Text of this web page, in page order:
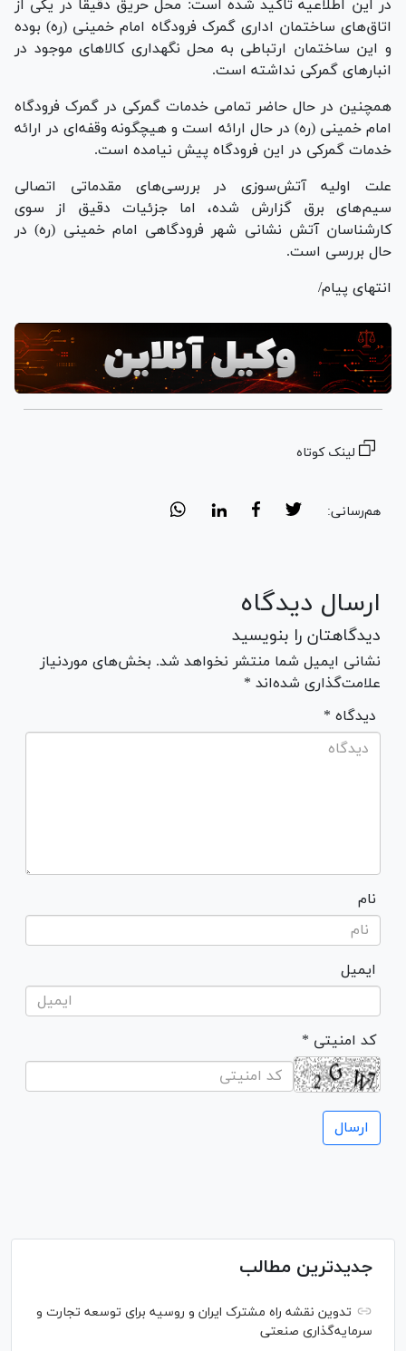
در این اطلاعیه تاکید شده است: محل حریق دقیقا در یکی از
اتاق‌های ساختمان اداری گمرک فرودگاه امام خمینی (ره) بوده
و این ساختمان ارتباطی به محل نگهداری کالا‌های موجود در
انبار‌های گمرکی نداشته است.
همچنین در حال حاضر تمامی خدمات گمرکی در گمرک فرودگاه
امام خمینی (ره) در حال ارائه است و هیچگونه وقفه‌ای در ارائه
خدمات گمرکی در این فرودگاه پیش نیامده است.
علت اولیه آتش‌سوزی در بررسی‌های مقدماتی اتصالی
سیم‌های برق گزارش شده، اما جزئیات دقیق از سوی
کارشناسان آتش نشانی شهر فرودگاهی امام خمینی (ره) در
حال بررسی است.
انتهای پیام/
لینک کوتاه
هم‌رسانی:
ارسال دیدگاه
دیدگاهتان را بنویسید
نشانی ایمیل شما منتشر نخواهد شد. بخش‌های موردنیاز
علامت‌گذاری شده‌اند *
* دیدگاه
نام
ایمیل
* کد امنیتی
جدیدترین مطالب
تدوین نقشه راه مشترک ایران و روسیه برای توسعه تجارت و
سرمایه‌گذاری صنعتی